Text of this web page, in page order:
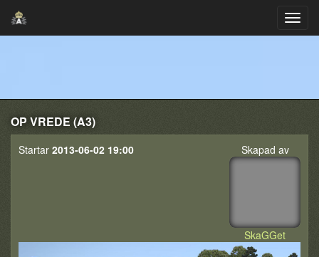
OP VREDE (A3)
Skapad av
SkaGGet
Startar 2013-06-02 19:00